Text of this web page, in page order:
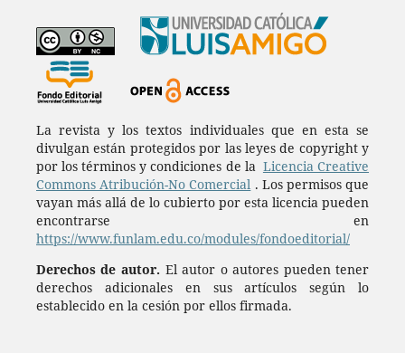
La revista y los textos individuales que en esta se
divulgan están protegidos por las leyes de copyright y
por los términos y condiciones de la Licencia Creative
Commons Atribución-No Comercial . Los permisos que
vayan más allá de lo cubierto por esta licencia pueden
encontrarse en
https://www.funlam.edu.co/modules/fondoeditorial/
Derechos de autor. El autor o autores pueden tener
derechos adicionales en sus artículos según lo
establecido en la cesión por ellos firmada.